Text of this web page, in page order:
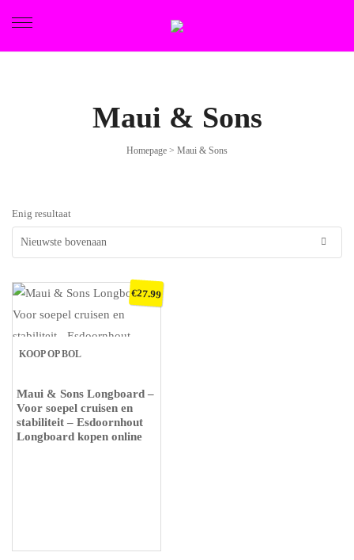
Maui & Sons
Homepage > Maui & Sons
Enig resultaat
KOOP OP BOL
Maui & Sons Longboard –
Voor soepel cruisen en
stabiliteit – Esdoornhout
Longboard kopen online
€27.99